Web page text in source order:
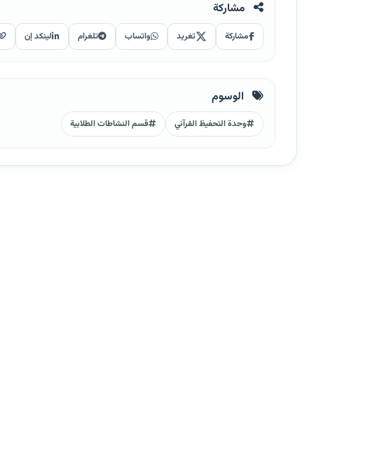
مشاركة
مشاركة تغريد واتساب تلغرام لينكد إن
الوسوم
وحدة التحفيظ القرآني قسم النشاطات الطلابية